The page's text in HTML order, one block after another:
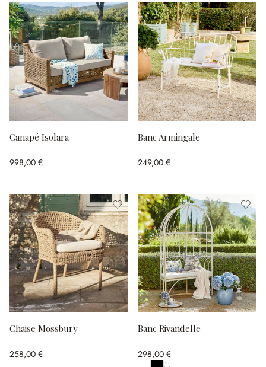
Canapé Isolara
998,00 €
Banc Armingale
249,00 €
Chaise Mossbury
258,00 €
Banc Rivandelle
298,00 €